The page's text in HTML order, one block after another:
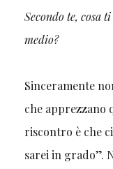
Secondo te, cosa
medio?
Sinceramente
che apprezzano
riscontro è che
sarei in grado”.